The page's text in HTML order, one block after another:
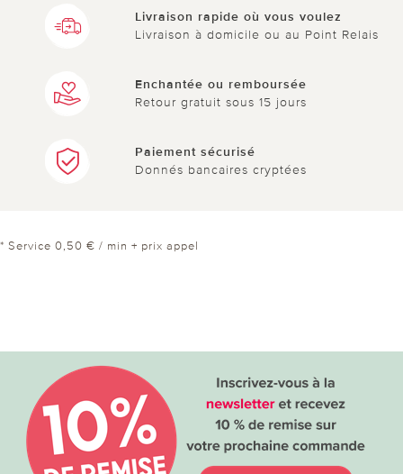
Livraison rapide où vous voulez
Livraison à domicile ou au Point Relais
Enchantée ou remboursée
Retour gratuit sous 15 jours
Paiement sécurisé
Donnés bancaires cryptées
* Service 0,50 € / min + prix appel